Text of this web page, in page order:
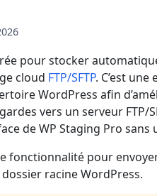
pour stocker
cloud FTP/SFTP. C’est
WordPress afin
vers un serveur
de WP Staging Pro sans
fonctionnalité pour
racine WordPress.